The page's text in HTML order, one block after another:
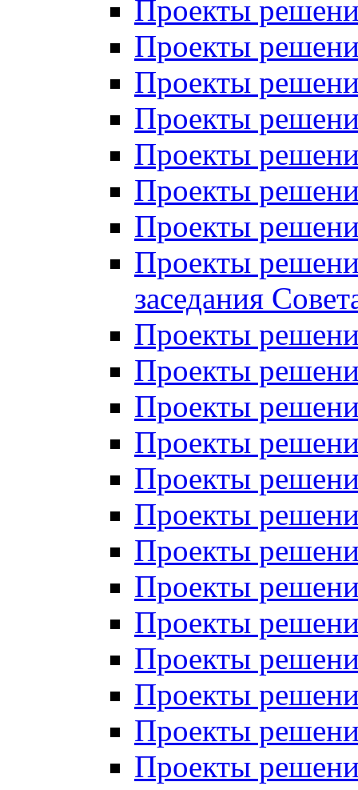
Проекты
Проекты
Проекты
Проекты
Проекты
Проекты
Проекты
Проекты
заседания
Проекты
Проекты
Проекты
Проекты
Проекты
Проекты
Проекты
Проекты
Проекты
Проекты
Проекты
Проекты
Проекты